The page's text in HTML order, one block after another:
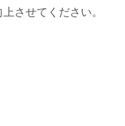
させてください。